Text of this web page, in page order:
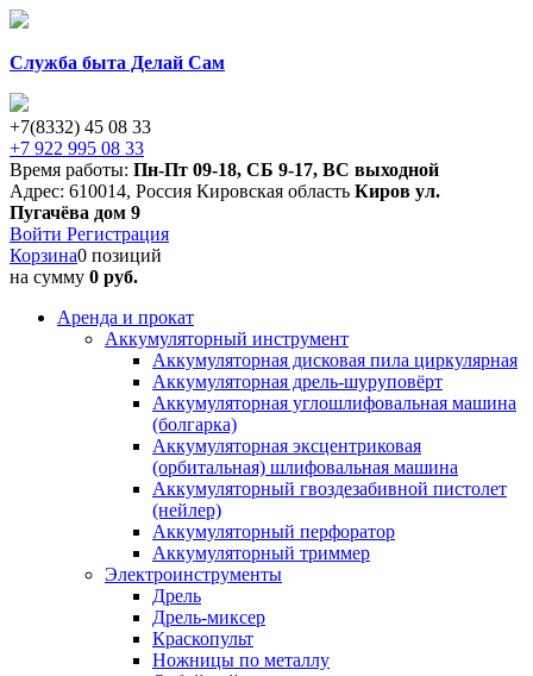
Служба быта Делай Сам
+7(8332) 45 08 33
+7 922 995 08 33
Время работы: Пн-Пт 09-18, СБ 9-17, ВС выходной
Адрес: 610014, Россия Кировская область Киров ул.
Пугачёва дом 9
Войти Регистрация
Корзина0 позиций
на сумму 0 руб.
Аренда и прокат
Аккумуляторный инструмент
Аккумуляторная дисковая пила циркулярная
Аккумуляторная дрель-шуруповёрт
Аккумуляторная углошлифовальная машина
(болгарка)
Аккумуляторная эксцентриковая
(орбитальная) шлифовальная машина
Аккумуляторный гвоздезабивной пистолет
(нейлер)
Аккумуляторный перфоратор
Аккумуляторный триммер
Электроинструменты
Дрель
Дрель-миксер
Краскопульт
Ножницы по металлу